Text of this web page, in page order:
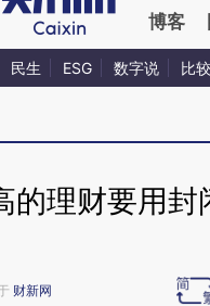
博客
民生 ESG 数字说 比较
的理财要用封
财新网